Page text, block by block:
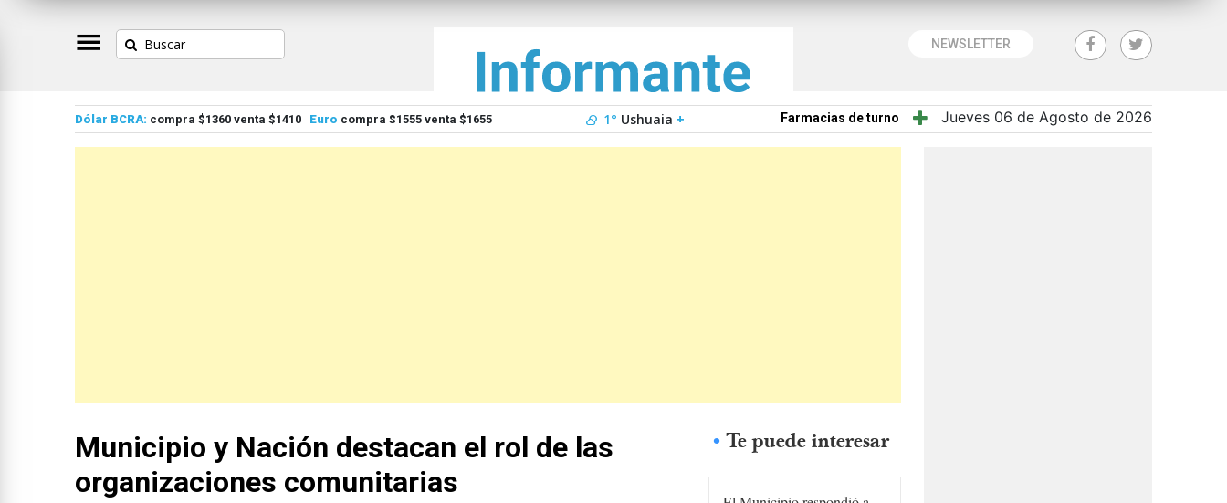
NEWSLETTER
Dólar BCRA: compra $1360 venta $1410 Euro compra $1555 venta $1655 1° Ushuaia + Farmacias de turno Jueves 06 de Agosto de 2026
Municipio y Nación destacan el rol de las
organizaciones comunitarias
Te puede interesar